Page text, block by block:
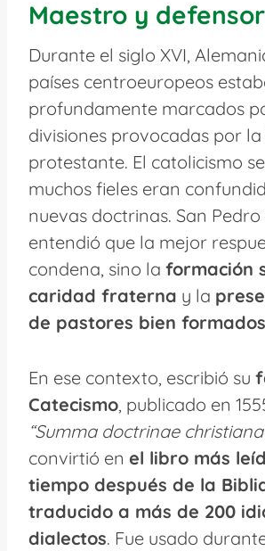
Maestro y
Durante el siglo XVI,
países centroeuropeos
profundamente marcados
divisiones provocadas por
protestante. El catolicismo
muchos fieles eran
nuevas doctrinas. San Pedro
entendió que la mejor
condena, sino la formación
caridad fraterna y la
de pastores bien formados
En ese contexto, escribió su
Catecismo, publicado en
“Summa doctrinae
convirtió en el libro más
tiempo después de la
traducido a más de 200
dialectos. Fue usado